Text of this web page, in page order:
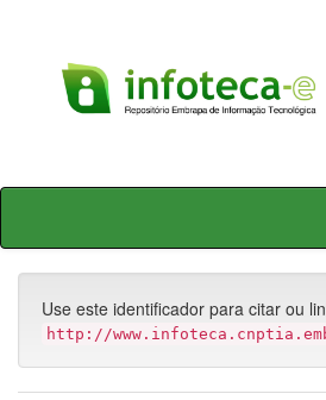
Skip
Use este identificador para citar ou
http://